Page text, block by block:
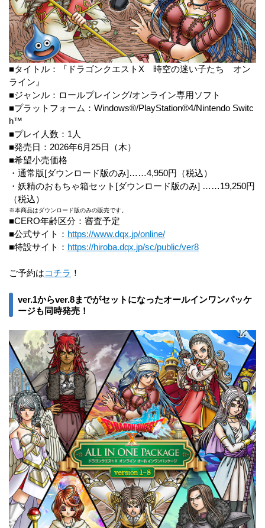
■タイトル：『ドラゴンクエストX 時空の迷い子たち オン
ライン』
■ジャンル：ロールプレイング/オンライン専用ソフト
■プラットフォーム：Windows®/PlayStation®4/Nintendo Switc
h™
■プレイ人数：1人
■発売日：2026年6月25日（木）
■希望小売価格
・通常版[ダウンロード版のみ]……4,950円（税込）
・妖精のおもちゃ箱セット[ダウンロード版のみ] ……19,250円
（税込）
※本商品はダウンロード版のみの販売です。
■CERO年齢区分：審査予定
■公式サイト： https://www.dqx.jp/online/
■特設サイト： https://hiroba.dqx.jp/sc/public/ver8
ご予約はコチラ ！
ver.1からver.8までがセットになったオールインワンパッケ
ージも同時発売！